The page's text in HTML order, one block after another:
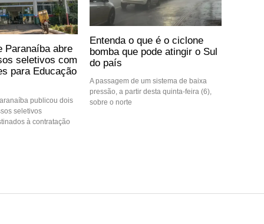
Paranaíba abre
seletivos com
para Educação
publicou dois
seletivos
à contratação
Entenda o que é o ciclone
bomba que pode atingir o Sul
do país
A passagem de um sistema de baixa
pressão, a partir desta quinta-feira (6),
sobre o norte